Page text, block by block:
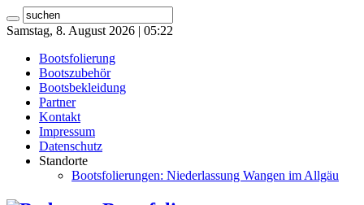
Samstag, 8. August 2026 | 05:22
Bootsfolierung
Bootszubehör
Bootsbekleidung
Partner
Kontakt
Impressum
Datenschutz
Standorte
Bootsfolierungen: Niederlassung Wangen im Allgäu